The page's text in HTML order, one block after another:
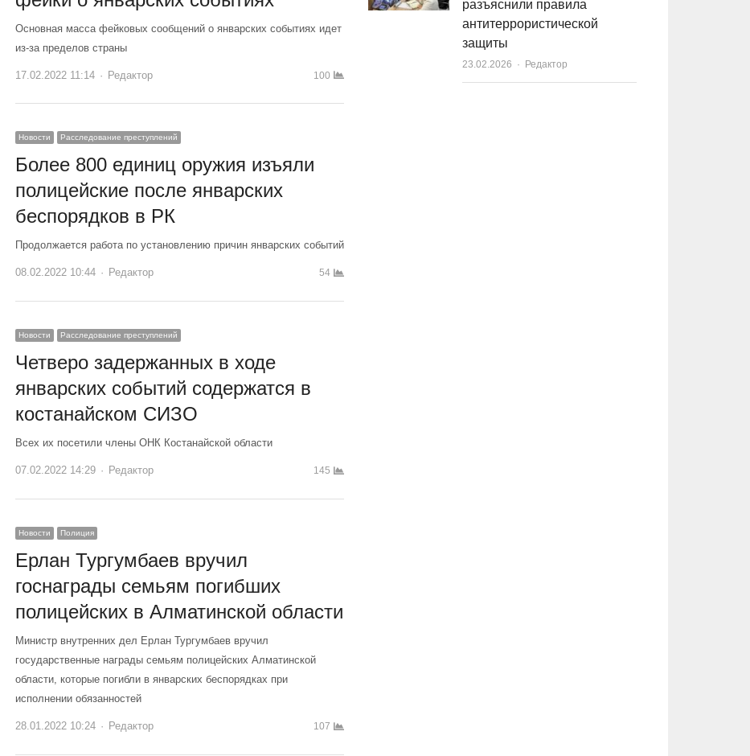
Основная масса фейковых сообщений о январских событиях идет
из-за пределов страны
17.02.2022 11:14 Author
Редактор 100
Новости Расследование преступлений
Более 800 единиц оружия изъяли
полицейские после январских
беспорядков в РК
Продолжается работа по установлению причин январских событий
08.02.2022 10:44 Author
Редактор 54
Новости Расследование преступлений
Четверо задержанных в ходе
январских событий содержатся в
костанайском СИЗО
Всех их посетили члены ОНК Костанайской области
07.02.2022 14:29 Author
Редактор 145
Новости Полиция
Ерлан Тургумбаев вручил
госнаграды семьям погибших
полицейских в Алматинской области
Министр внутренних дел Ерлан Тургумбаев вручил
государственные награды семьям полицейских Алматинской
области, которые погибли в январских беспорядках при
исполнении обязанностей
28.01.2022 10:24 Author
Редактор 107
разъяснили правила
антитеррористической
защиты
23.02.2026 Author
Редактор